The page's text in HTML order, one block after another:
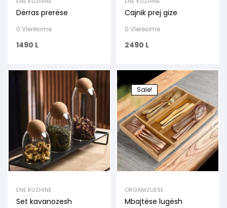
Dërras prerëse
0 Vlerësime
1490 L
Cajnik prej gize
0 Vlerësime
2490 L
ENE KUZHINE
Set kavanozesh
Sale!
ORGANIZUESE
Mbajtëse lugësh